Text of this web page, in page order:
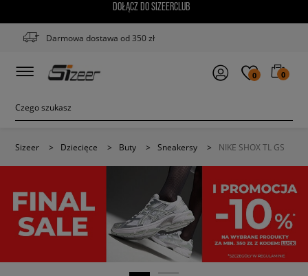
DOŁĄCZ DO SIZEERCLUB
Darmowa dostawa od 350 zł
0 0
Sizeer > Dziecięce > Buty > Sneakersy > NIKE SHOX TL GS